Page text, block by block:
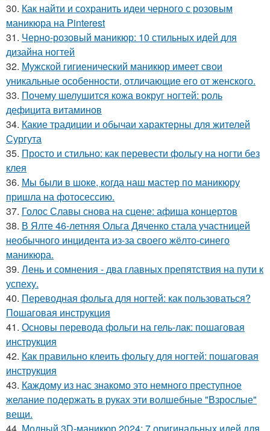
30. Как найти и сохранить идеи черного с розовым
маникюра на Pinterest
31. Черно-розовый маникюр: 10 стильных идей для
дизайна ногтей
32. Мужской гигиенический маникюр имеет свои
уникальные особенности, отличающие его от женского.
33. Почему шелушится кожа вокруг ногтей: роль
дефицита витаминов
34. Какие традиции и обычаи характерны для жителей
Сургута
35. Просто и стильно: как перевести фольгу на ногти без
клея
36. Мы были в шоке, когда наш мастер по маникюру
пришла на фотосессию.
37. Голос Славы снова на сцене: афиша концертов
38. В Ялте 46-летняя Ольга Дяченко стала участницей
необычного инцидента из-за своего жёлто-синего
маникюра.
39. Лень и сомнения - два главных препятствия на пути к
успеху.
40. Переводная фольга для ногтей: как пользоваться?
Пошаговая инструкция
41. Основы перевода фольги на гель-лак: пошаговая
инструкция
42. Как правильно клеить фольгу для ногтей: пошаговая
инструкция
43. Каждому из нас знакомо это немного преступное
желание подержать в руках эти волшебные "Взрослые"
вещи.